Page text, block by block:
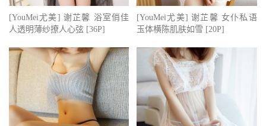
[YouMei尤美] 谢芷馨 浴室俏佳
人透明薄纱撩人心弦 [36P]
[YouMei尤美] 谢芷馨 女仆私语
玉体横陈肌肤如雪 [20P]